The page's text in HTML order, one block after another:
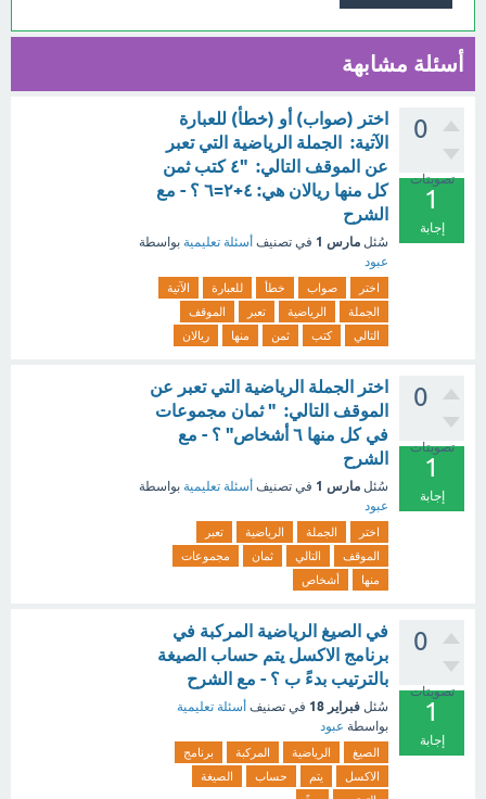
أسئلة مشابهة
0
تصويتات
1
إجابة
اختر (صواب) أو (خطأ) للعبارة
الآتية: الجملة الرياضية التي تعبر
عن الموقف التالي: "٤ كتب ثمن
كل منها ريالان هي: ٤+٢=٦ ؟ - مع
الشرح
سُئل مارس 1 في تصنيف أسئلة تعليمية بواسطة
عبود
اختر صواب خطأ للعبارة
الآتية
الجملة
الرياضية تعبر
الموقف
التالي
كتب ثمن منها ريالان
0
تصويتات
1
إجابة
اختر الجملة الرياضية التي تعبر عن
الموقف التالي: " ثمان مجموعات
في كل منها ٦ أشخاص" ؟ - مع
الشرح
سُئل مارس 1 في تصنيف أسئلة تعليمية بواسطة
عبود
اختر الجملة الرياضية
تعبر
الموقف
التالي ثمان
مجموعات
منها
أشخاص
0
تصويتات
1
إجابة
في الصيغ الرياضية المركبة في
برنامج الاكسل يتم حساب الصيغة
بالترتيب بدءً ب ؟ - مع الشرح
سُئل فبراير 18 في تصنيف أسئلة تعليمية
بواسطة عبود
الصيغ الرياضية المركبة
برنامج
الاكسل
يتم حساب
الصيغة